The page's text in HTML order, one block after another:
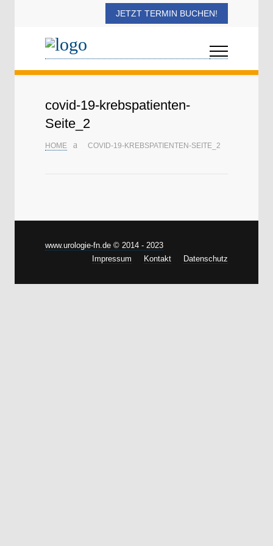
JETZT TERMIN BUCHEN!
covid-19-krebspatienten-
Seite_2
HOME COVID-19-KREBSPATIENTEN-SEITE_2
www.urologie-fn.de © 2014 - 2023
Impressum
Kontakt Datenschutz